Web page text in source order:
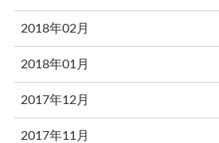
2018年02月
2018年01月
2017年12月
2017年11月